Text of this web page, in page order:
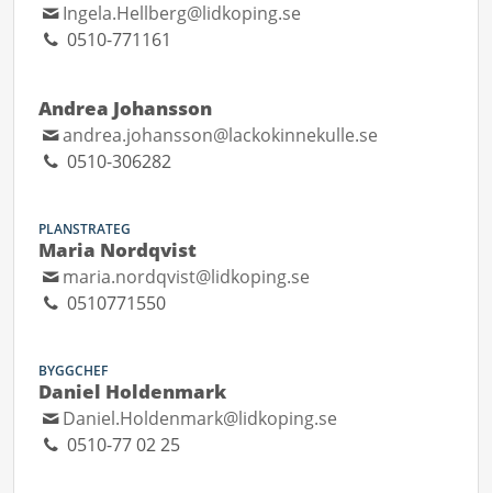
Ingela.Hellberg@lidkoping.se
0510-771161
Andrea Johansson
andrea.johansson@lackokinnekulle.se
0510-306282
PLANSTRATEG
Maria Nordqvist
maria.nordqvist@lidkoping.se
0510771550
BYGGCHEF
Daniel Holdenmark
Daniel.Holdenmark@lidkoping.se
0510-77 02 25